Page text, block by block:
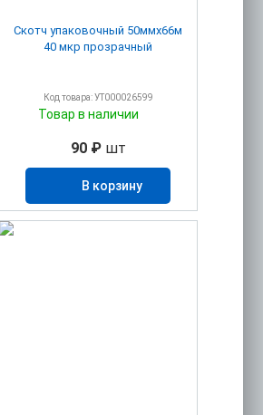
Скотч упаковочный 50ммх66м
40 мкр прозрачный
Код товара: УТ000026599
Товар в наличии
90 ₽шт
В корзину